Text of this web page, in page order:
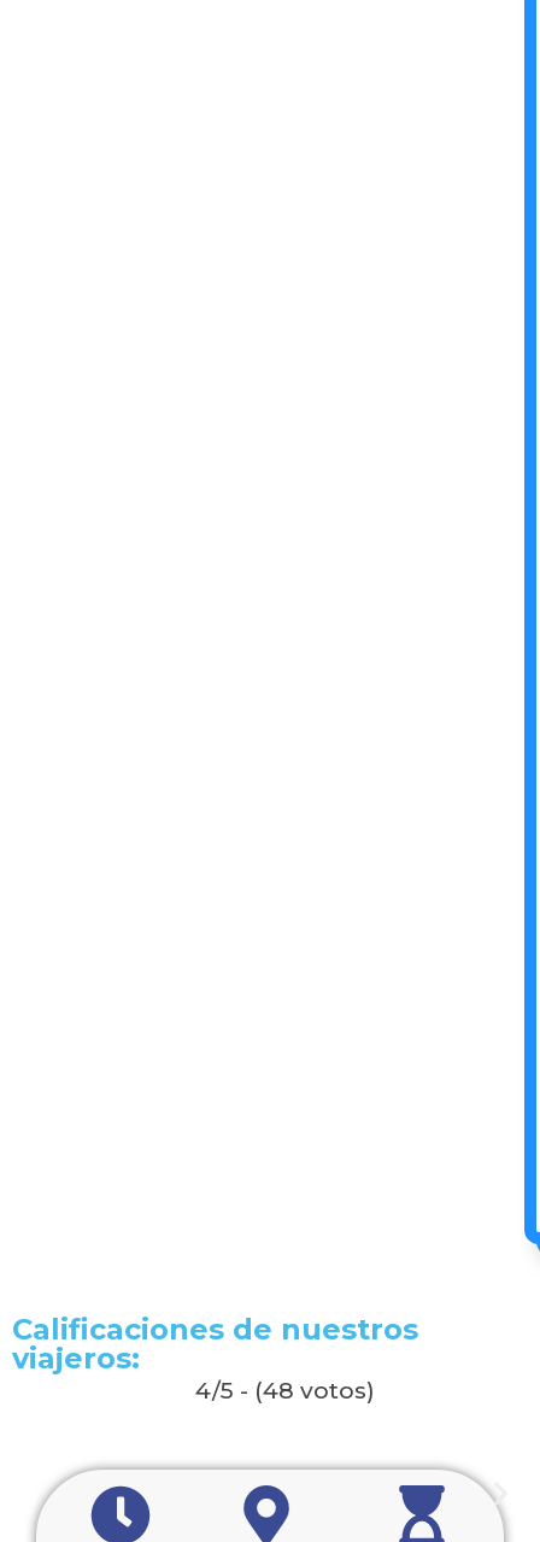
Calificaciones de nuestros
viajeros:
4/5 - (48 votos)